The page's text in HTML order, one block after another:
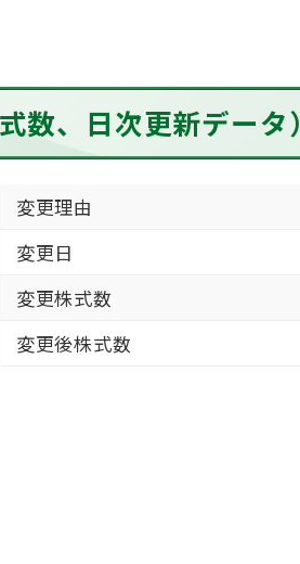
数、日次更新データ）
変更理由
変更日
変更株式数
変更後株式数